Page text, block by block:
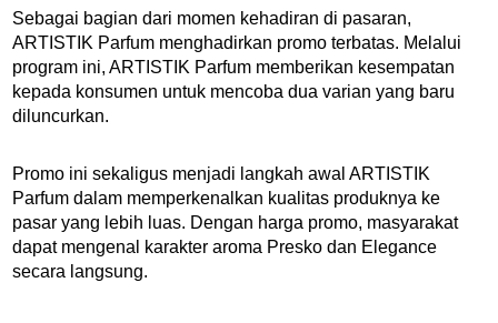
Sebagai bagian dari momen kehadiran di pasaran,
ARTISTIK Parfum menghadirkan promo terbatas. Melalui
program ini, ARTISTIK Parfum memberikan kesempatan
kepada konsumen untuk mencoba dua varian yang baru
diluncurkan.
Promo ini sekaligus menjadi langkah awal ARTISTIK
Parfum dalam memperkenalkan kualitas produknya ke
pasar yang lebih luas. Dengan harga promo, masyarakat
dapat mengenal karakter aroma Presko dan Elegance
secara langsung.